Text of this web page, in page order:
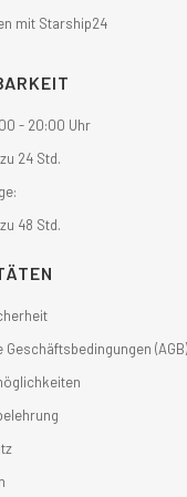
mit Starship24
- 20:00 Uhr
24 Std.
48 Std.
Geschäftsbedingungen (AGB)